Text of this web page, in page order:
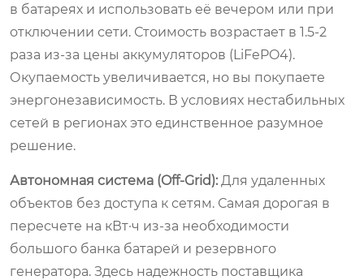
в батареях и использовать её вечером или при
отключении сети. Стоимость возрастает в 1.5-2
раза из-за цены аккумуляторов (LiFePO4).
Окупаемость увеличивается, но вы покупаете
энергонезависимость. В условиях нестабильных
сетей в регионах это единственное разумное
решение.
Автономная система (Off-Grid): Для удаленных
объектов без доступа к сетям. Самая дорогая в
пересчете на кВт·ч из-за необходимости
большого банка батарей и резервного
генератора. Здесь надежность поставщика